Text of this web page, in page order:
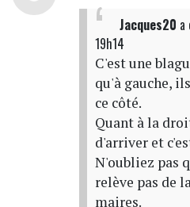
Jacques20 a
19h14
C'est une
qu'à gauche,
ce côté.
Quant à la
d'arriver et
N'oubliez pas
relève pas de
maires.